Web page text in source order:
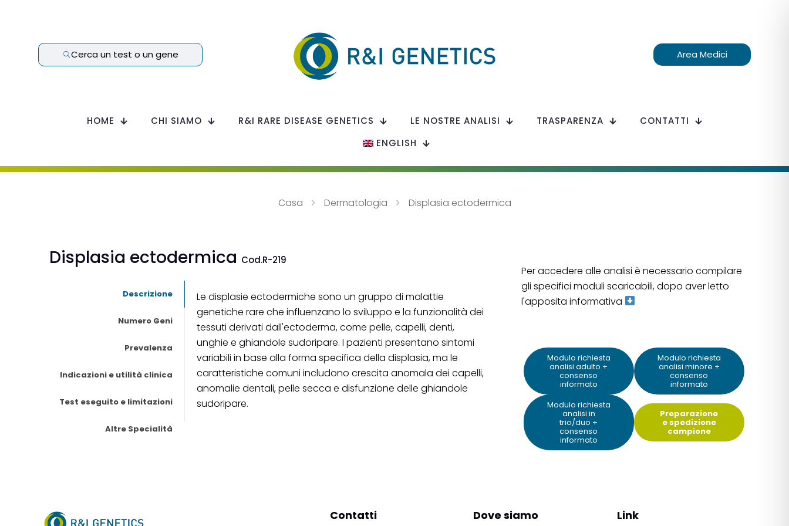
Cerca un test o un gene Area Medici
HOME CHI SIAMO R&I RARE DISEASE GENETICS LE NOSTRE ANALISI TRASPARENZA
CONTATTI
ENGLISH
Casa Dermatologia Displasia ectodermica
Displasia ectodermica Cod.R-219
Descrizione
Numero Geni
Prevalenza
Indicazioni e utilità clinica
Test eseguito e limitazioni
Altre Specialità
Le displasie ectodermiche sono un gruppo di malattie
genetiche rare che influenzano lo sviluppo e la funzionalità dei
tessuti derivati dall'ectoderma, come pelle, capelli, denti,
unghie e ghiandole sudoripare. I pazienti presentano sintomi
variabili in base alla forma specifica della displasia, ma le
caratteristiche comuni includono crescita anomala dei capelli,
anomalie dentali, pelle secca e disfunzione delle ghiandole
sudoripare.
Per accedere alle analisi è necessario compilare
gli specifici moduli scaricabili, dopo aver letto
l'apposita informativa
Modulo richiesta
analisi adulto +
consenso
informato
Modulo richiesta
analisi minore +
consenso
informato
Modulo richiesta
analisi in
trio/duo +
consenso
informato
Preparazione
e spedizione
campione
Contatti Dove siamo Link